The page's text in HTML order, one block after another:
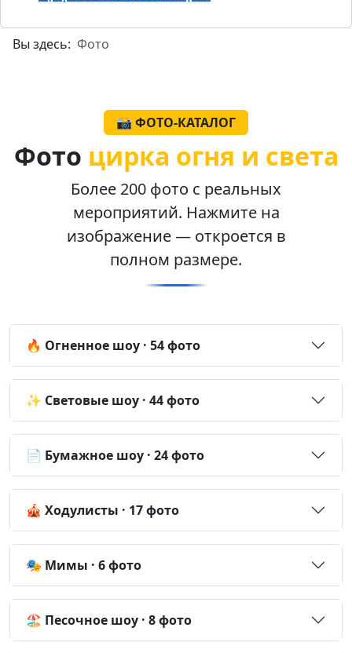
Вы здесь: Фото
📸 ФОТО-КАТАЛОГ
Фото цирка огня и света
Более 200 фото с реальных
мероприятий. Нажмите на
изображение — откроется в
полном размере.
🔥 Огненное шоу · 54 фото
✨ Световые шоу · 44 фото
📄 Бумажное шоу · 24 фото
🎪 Ходулисты · 17 фото
🎭 Мимы · 6 фото
🏖️ Песочное шоу · 8 фото